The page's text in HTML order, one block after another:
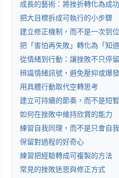
成長的藝術：將挫折轉化為成
把大目標拆成可執行的小步驟
建立修正機制，而不是一次到
把「害怕再失敗」轉化為「知
從情緒到行動：讓挫敗不只停
辨識情緒訊號，避免壓抑或爆發
用具體行動取代空轉思考
建立可持續的節奏，而不是短
如何在挫敗中維持欣賞的能力
練習自我同理，而不是只會自
保留對過程的好奇心
練習把經驗轉成可複製的方法
常見的挫敗迷思與修正方式